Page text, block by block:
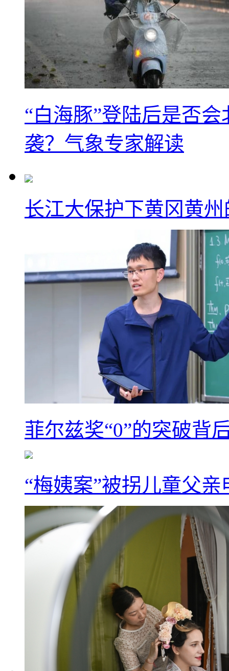
“白海豚”登陆后是否
袭？气象专家解读
长江大保护下黄冈黄
菲尔兹奖“0”的突破背
“梅姨案”被拐儿童父